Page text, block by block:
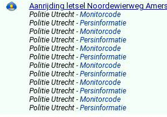
Aanrijding letsel Noordewierweg
Politie Utrecht - Monitorcode
Politie Utrecht - Persinformatie
Politie Utrecht - Monitorcode
Politie Utrecht - Persinformatie
Politie Utrecht - Monitorcode
Politie Utrecht - Persinformatie
Politie Utrecht - Monitorcode
Politie Utrecht - Persinformatie
Politie Utrecht - Monitorcode
Politie Utrecht - Persinformatie
Politie Utrecht - Monitorcode
Politie Utrecht - Persinformatie